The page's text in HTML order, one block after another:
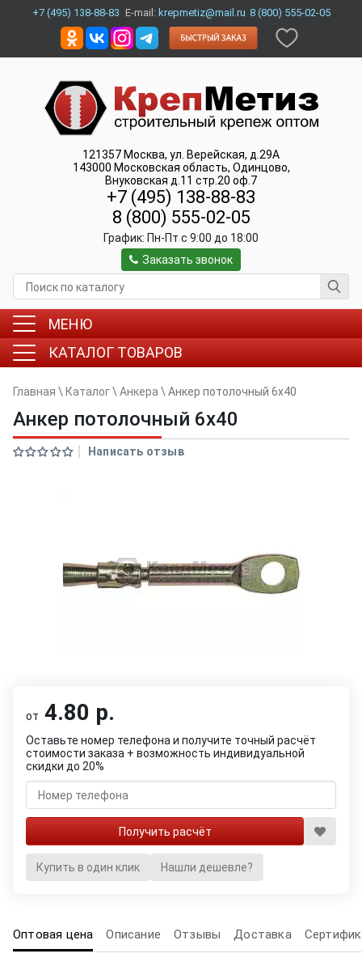
+7 (495) 138-88-83 E-mail: krepmetiz@mail.ru 8 (800) 555-02-05
121357 Москва, ул. Верейская, д.29А
143000 Московская область, Одинцово,
Внуковская д.11 стр.20 оф.7
+7 (495) 138-88-83
8 (800) 555-02-05
График: Пн-Пт c 9:00 до 18:00
Заказать звонок
МЕНЮ
КАТАЛОГ ТОВАРОВ
Главная \ Каталог\ Анкера \ Анкер потолочный 6x40
Анкер потолочный 6x40
Написать отзыв
от 4.80 р.
Оставьте номер телефона и получите точный расчёт
стоимости заказа + возможность индивидуальной
скидки до 20%
Купить в один клик Нашли дешевле?
Оптовая цена Описание Отзывы Доставка